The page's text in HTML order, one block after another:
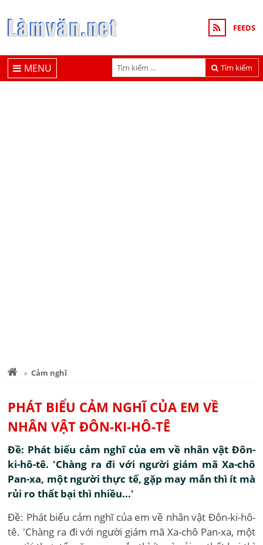
FEEDS
Tìm kiếm
MENU
Cảm nghĩ
PHÁT BIỂU CẢM NGHĨ CỦA EM VỀ
NHÂN VẬT ĐÔN-KI-HÔ-TÊ
Đề: Phát biếu cảm nghĩ của em về nhân vật Đôn-
ki-hô-tê. 'Chàng ra đi với người giám mã Xa-chô
Pan-xa, một người thực tế, gặp may mắn thì ít mà
rủi ro thất bại thì nhiều...'
Đề: Phát biếu cảm nghĩ của em về nhân vật Đôn-ki-hô-
tê. 'Chàng ra đi với người giám mã Xa-chô Pan-xa, một